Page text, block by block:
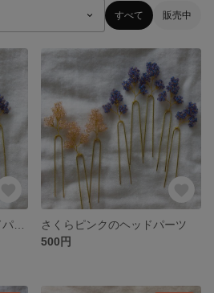
すべて 販売中
さくらピンクのヘッドパーツ
500円